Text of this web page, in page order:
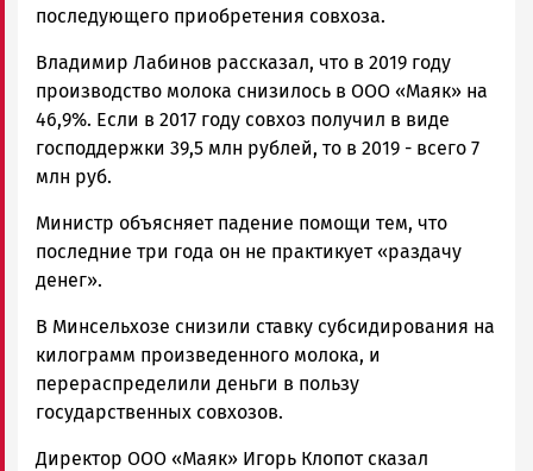
последующего приобретения совхоза.
Владимир Лабинов рассказал, что в 2019 году
производство молока снизилось в ООО «Маяк» на
46,9%. Если в 2017 году совхоз получил в виде
господдержки 39,5 млн рублей, то в 2019 - всего 7
млн руб.
Министр объясняет падение помощи тем, что
последние три года он не практикует «раздачу
денег».
В Минсельхозе снизили ставку субсидирования на
килограмм произведенного молока, и
перераспределили деньги в пользу
государственных совхозов.
Директор ООО «Маяк» Игорь Клопот сказал